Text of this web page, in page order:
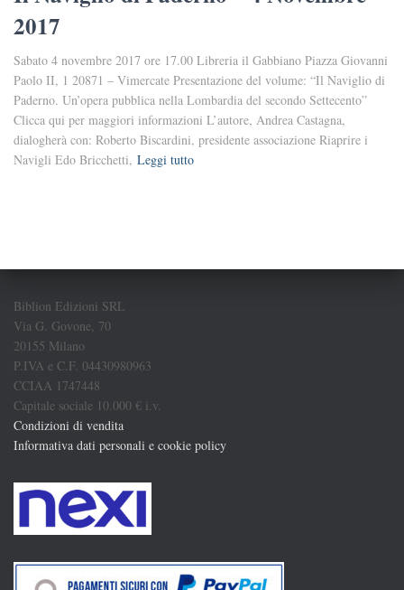
2017
Sabato 4 novembre 2017 ore 17.00 Libreria il Gabbiano Piazza Giovanni
Paolo II, 1 20871 – Vimercate Presentazione del volume: “Il Naviglio di
Paderno. Un’opera pubblica nella Lombardia del secondo Settecento”
Clicca qui per maggiori informazioni L’autore, Andrea Castagna,
dialogherà con: Roberto Biscardini, presidente associazione Riaprire i
Navigli Edo Bricchetti, Leggi tutto
Biblion Edizioni SRL
Via G. Govone, 70
20155 Milano
P.IVA e C.F. 04430980963
CCIAA 1747448
Capitale sociale 10.000 € i.v.
Condizioni di vendita
Informativa dati personali e cookie policy